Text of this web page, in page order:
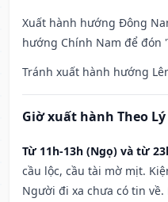
Xuất hành hướng Đông
hướng Chính Nam để đón
Tránh xuất hành hướng
Giờ xuất hành Theo
Từ 11h-13h (Ngọ) và từ
cầu lộc, cầu tài mờ mịt.
Người đi xa chưa có tin